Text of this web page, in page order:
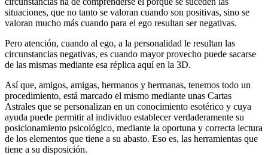
situaciones, que no tanto se valoran cuando son positivas, sino se
valoran mucho más cuando para el ego resultan ser negativas.
Pero atención, cuando al ego, a la personalidad le resultan las
circunstancias negativas, es cuando mayor provecho puede sacarse
de las mismas mediante esa réplica aquí en la 3D.
Así que, amigos, amigas, hermanos y hermanas, tenemos todo un
procedimiento, está marcado el mismo mediante unas Cartas
Astrales que se personalizan en un conocimiento esotérico y cuya
ayuda puede permitir al individuo establecer verdaderamente su
posicionamiento psicológico, mediante la oportuna y correcta lectura
de los elementos que tiene a su abasto. Eso es, las herramientas que
tiene a su disposición.